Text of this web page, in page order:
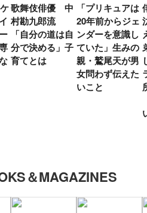
歌舞伎俳優 中
村勘九郎流
「自分の道は自
分で決める」子
育てとは
「プリキュアは
20年前からジェ
ンダーを意識し
ていた」生みの
親・鷲尾天が男
女問わず伝えた
いこと
＆MAGAZINES